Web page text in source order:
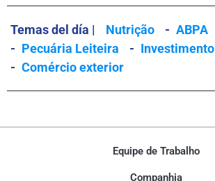
Temas del día | Nutrição - ABPA
- Pecuária Leiteira - Investimento
- Comércio exterior
Equipe de Trabalho
Companhia